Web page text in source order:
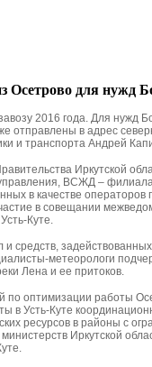
для нужд
2016 года. Для нужд
отправлены в адрес
и транспорта Андрей
Иркутской
управления, ВСЖД –
в качестве операторов
в совещании
Куте.
средств,
метеорологи
Лена и ее притоков.
оптимизации работы
в Усть-Куте
ресурсов в районы с
Иркутской